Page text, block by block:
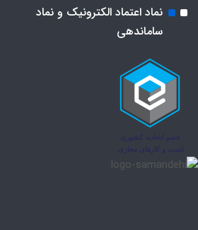
نماد اعتماد الکترونیک و نماد
ساماندهی